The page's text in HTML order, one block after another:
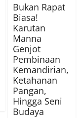
Bukan Rapat
Biasa!
Karutan
Manna
Genjot
Pembinaan
Kemandirian,
Ketahanan
Pangan,
Hingga Seni
Budaya